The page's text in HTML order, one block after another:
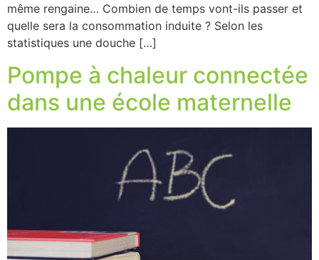
même rengaine… Combien de temps vont-ils passer et
quelle sera la consommation induite ? Selon les
statistiques une douche […]
Pompe à chaleur connectée
dans une école maternelle